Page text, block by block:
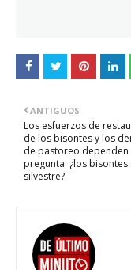
ANTIGUOS
Los esfuerzos de
de los bisontes y los
de pastoreo dependen
pregunta: ¿los bisontes
silvestre?